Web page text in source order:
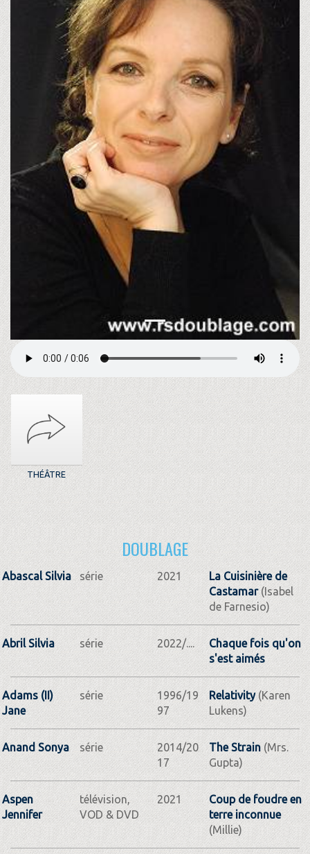
THÉÂTRE
DOUBLAGE
Abascal Silvia série 2021
La Cuisinière de
Castamar(Isabel
de Farnesio)
Abril Silvia série 2022/....
Chaque fois qu'on
s'est aimés
Adams (II)
Jane
série
1996/19
97
Relativity(Karen
Lukens)
Anand Sonya série
2014/20
17
The Strain(Mrs.
Gupta)
Aspen
Jennifer
télévision,
VOD & DVD
2021
Coup de foudre en
terre inconnue
(Millie)